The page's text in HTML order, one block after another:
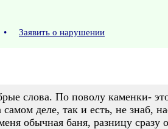
• Заявить о нарушении
слова. По поволу каменки-
деле, так и есть, не знаб,
обычная баня, разницу сразу